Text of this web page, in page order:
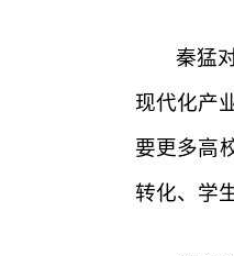
秦猛
现代化产
要更多高
转化、学